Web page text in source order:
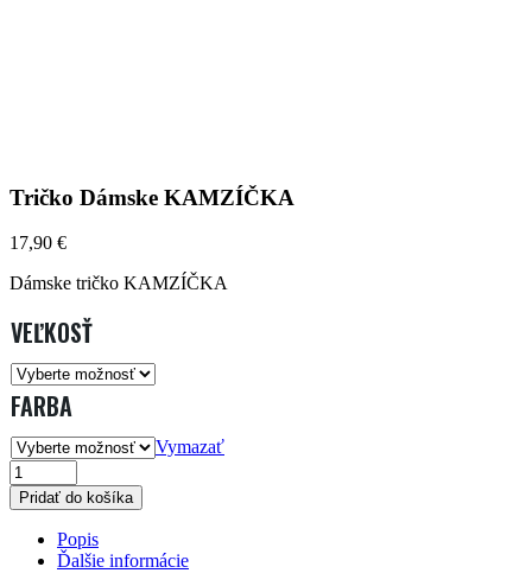
Tričko Dámske KAMZÍČKA
17,90 €
Dámske tričko KAMZÍČKA
VEĽKOSŤ
FARBA
Vymazať
TRIČKO
DÁMSKE
KAMZÍČKA
Pridať do košíka
Popis
Ďalšie informácie